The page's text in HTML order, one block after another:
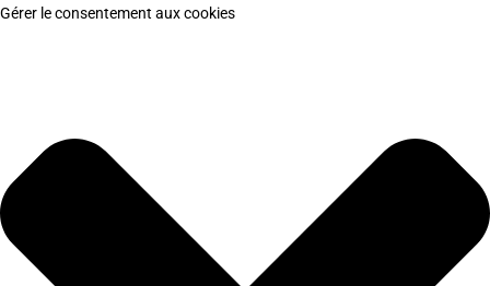
Gérer le consentement aux cookies